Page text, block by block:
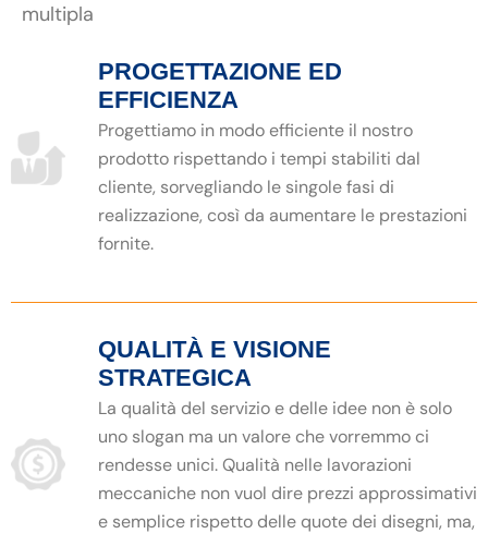
multipla
PROGETTAZIONE ED
EFFICIENZA
Progettiamo in modo efficiente il nostro
prodotto rispettando i tempi stabiliti dal
cliente, sorvegliando le singole fasi di
realizzazione, così da aumentare le prestazioni
fornite.
QUALITÀ E VISIONE
STRATEGICA
La qualità del servizio e delle idee non è solo
uno slogan ma un valore che vorremmo ci
rendesse unici. Qualità nelle lavorazioni
meccaniche non vuol dire prezzi approssimativi
e semplice rispetto delle quote dei disegni, ma,